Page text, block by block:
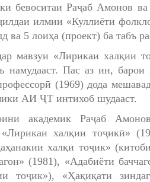
бевоситаи Раҷаб Амонов
илмии «Куллиёти
ва 5 лоиҳа (проект) ба табъ
мавзуи «Лирикаи халқии
Пас аз ин, барои
(1969) дода
АИ ҶТ интихоб шудааст.
академик Раҷаб
халқии тоҷикӣ»
халқи тоҷик»
(1981), «Адабиёти
тоҷик»), «Ҳақиқати